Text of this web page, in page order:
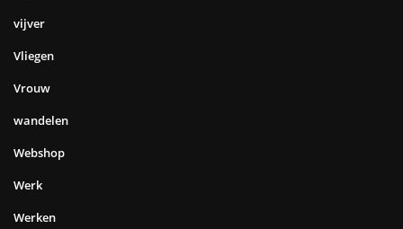
vijver
Vliegen
Vrouw
wandelen
Webshop
Werk
Werken